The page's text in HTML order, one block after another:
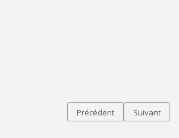
Précédent Suivant